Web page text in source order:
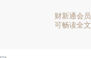
财新通会员
可畅读全文